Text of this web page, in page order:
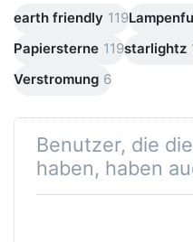
earth friendly 119
Papiersterne 119starlightz
Verstromung 6
Benutzer, die
haben, haben